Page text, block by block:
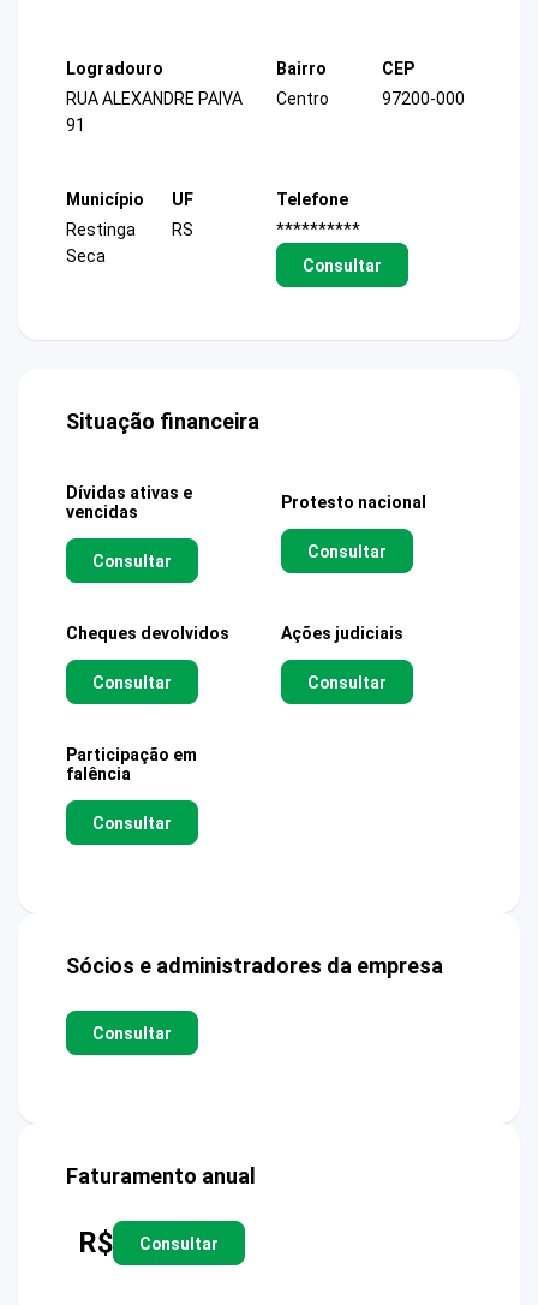
Logradouro
RUA ALEXANDRE PAIVA
91
Bairro
Centro
CEP
97200-000
Município
Restinga
Seca
UF
RS
Telefone
**********
Consultar
Situação financeira
Dívidas ativas e
vencidas
Consultar
Protesto nacional
Consultar
Cheques devolvidos
Consultar
Ações judiciais
Consultar
Participação em
falência
Consultar
Sócios e administradores da empresa
Consultar
Faturamento anual
R$ Consultar